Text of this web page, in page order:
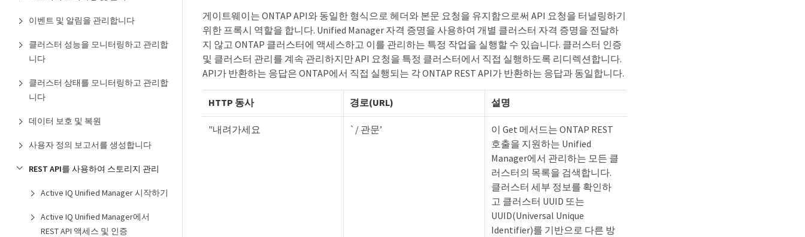
이벤트 및 알림을 관리합니다
클러스터 성능을 모니터링하고 관리합
니다
클러스터 상태를 모니터링하고 관리합
니다
데이터 보호 및 복원
사용자 정의 보고서를 생성합니다
REST API를 사용하여 스토리지 관리
Active IQ Unified Manager 시작하기
Active IQ Unified Manager에서
REST API 액세스 및 인증
게이트웨이는 ONTAP API와 동일한 형식으로 헤더와 본문 요청을 유지함으로써 API 요청을 터널링하기
위한 프록시 역할을 합니다. Unified Manager 자격 증명을 사용하여 개별 클러스터 자격 증명을 전달하
지 않고 ONTAP 클러스터에 액세스하고 이를 관리하는 특정 작업을 실행할 수 있습니다. 클러스터 인증
및 클러스터 관리를 계속 관리하지만 API 요청을 특정 클러스터에서 직접 실행하도록 리디렉션합니다.
API가 반환하는 응답은 ONTAP에서 직접 실행되는 각 ONTAP REST API가 반환하는 응답과 동일합니다.
HTTP 동사 경로(URL) 설명
"내려가세요 `/ 관문’
이 Get 메서드는 ONTAP REST
호출을 지원하는 Unified
Manager에서 관리하는 모든 클
러스터의 목록을 검색합니다.
클러스터 세부 정보를 확인하
고 클러스터 UUID 또는
UUID(Universal Unique
Identifier)를 기반으로 다른 방